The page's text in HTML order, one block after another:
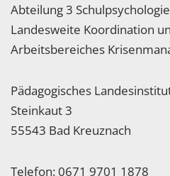
Abteilung 3 Schulpsychologie
Landesweite Koordination
Arbeitsbereiches
Pädagogisches
Steinkaut 3
55543 Bad Kreuznach
Telefon: 0671 9701 1878